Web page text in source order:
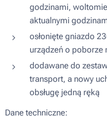
godzinami,
aktualnymi
osłonięte gniazdo
urządzeń o poborze
dodawane do
transport, a nowy
obsługę jedną ręką
Dane techniczne: